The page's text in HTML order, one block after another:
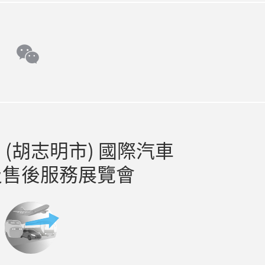
wechat
胡志明市) 國際汽車
後服務展覽會